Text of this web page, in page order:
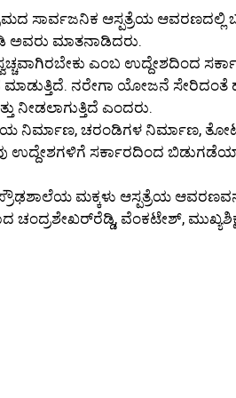
ಸಾರ್ವಜನಿಕ ಆಸ್ಪತ್ರೆಯ ಆವರಣದಲ್ಲಿ
ಅವರು ಮಾತನಾಡಿದರು.
ಎಂಬ ಉದ್ದೇಶದಿಂದ
ಮಾಡುತ್ತಿದೆ. ನರೇಗಾ ಯೋಜನೆ
ನೀಡಲಾಗುತ್ತಿದೆ ಎಂದರು.
ನಿರ್ಮಾಣ, ಚರಂಡಿಗಳ ನಿರ್ಮಾಣ,
ಸರ್ಕಾರದಿಂದ
ಮಕ್ಕಳು ಆಸ್ಪತ್ರೆಯ
ಚಂದ್ರಶೇಖರ್‌ರೆಡ್ಡಿ, ವೆಂಕಟೇಶ್,